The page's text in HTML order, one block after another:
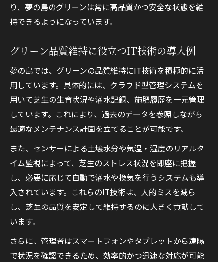
り、夢の島のグリーンは常に高品質かつ安全な状態を維
持できるようになっています。
グリーン品質維持に役立つIT技術の導入例
夢の島では、グリーンの品質維持にIT技術を積極的に活
用しています。具体的には、クラウド型管理システムを
用いて芝生の生育状況や灌水記録、施肥履歴を一元管理
しています。これにより、過去のデータを参照しながら
最適なメンテナンス計画を立てることが可能です。
また、センサーによる土壌水分や気温・湿度のリアルタ
イム監視によって、芝生のストレス状況を即座に把握
し、必要に応じて自動で灌水や換気を行うシステムも導
入されています。これらのIT技術は、人的ミスを減ら
し、芝生の品質を安定して維持するのに大きく貢献して
います。
さらに、管理者はスマートフォンやタブレットから遠隔
で状況を確認できるため、効率的かつ迅速な対応が可能